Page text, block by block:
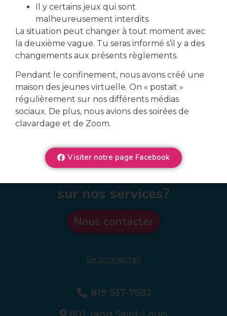
sur nos services?
Nous contacter
Se connecter
819 537-7682
801, rang Saint-Louis
Il y certains jeux qui sont
malheureusement interdits.
La situation peut changer à tout moment avec
la deuxième vague. Tu seras informé s’il y a des
changements aux présents règlements.
Pendant le confinement, nous avons créé une
maison des jeunes virtuelle. On « postait »
régulièrement sur nos différents médias
sociaux. De plus, nous avions des soirées de
clavardage et de Zoom.
Visiter notre page Facebook